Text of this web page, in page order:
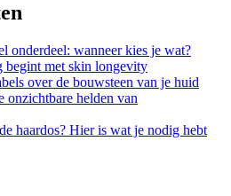
onderdeel: wanneer kies je wat?
begint met skin longevity
over de bouwsteen van je huid
onzichtbare helden van
haardos? Hier is wat je nodig hebt